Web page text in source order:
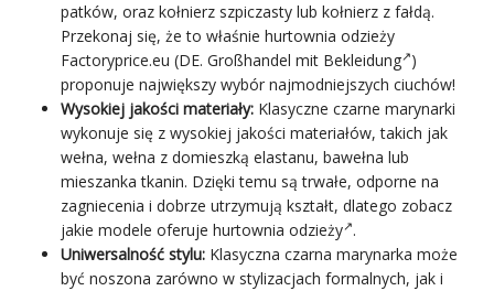
patków, oraz kołnierz szpiczasty lub kołnierz z fałdą.
Przekonaj się, że to właśnie hurtownia odzieży
Factoryprice.eu (DE. Großhandel mit Bekleidung )
proponuje największy wybór najmodniejszych ciuchów!
Wysokiej jakości materiały: Klasyczne czarne marynarki
wykonuje się z wysokiej jakości materiałów, takich jak
wełna, wełna z domieszką elastanu, bawełna lub
mieszanka tkanin. Dzięki temu są trwałe, odporne na
zagniecenia i dobrze utrzymują kształt, dlatego zobacz
jakie modele oferuje hurtownia odzieży .
Uniwersalność stylu: Klasyczna czarna marynarka może
być noszona zarówno w stylizacjach formalnych, jak i